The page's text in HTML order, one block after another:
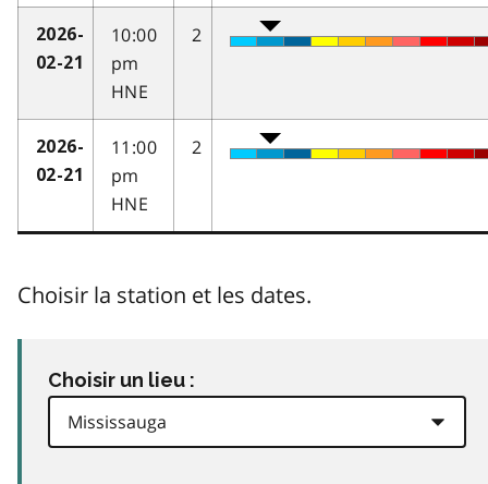
2026-
02-21
10:00
pm
HNE
2
2026-
02-21
11:00
pm
HNE
2
Choisir la station et les dates.
Choisir un lieu :